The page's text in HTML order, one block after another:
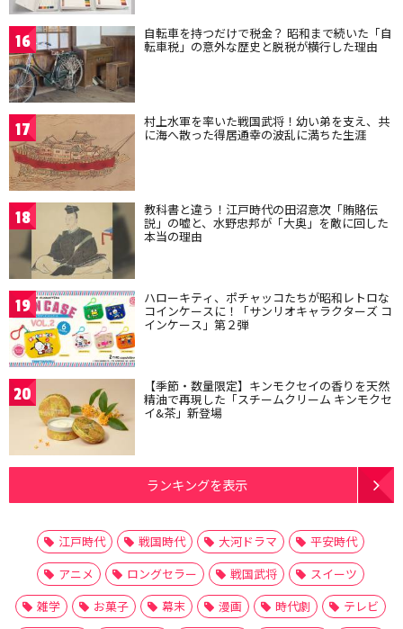
16 自転車を持つだけで税金？ 昭和まで続いた「自
転車税」の意外な歴史と脱税が横行した理由
17 村上水軍を率いた戦国武将！幼い弟を支え、共
に海へ散った得居通幸の波乱に満ちた生涯
18 教科書と違う！江戸時代の田沼意次「賄賂伝
説」の嘘と、水野忠邦が「大奥」を敵に回した
本当の理由
19 ハローキティ、ポチャッコたちが昭和レトロな
コインケースに！「サンリオキャラクターズ コ
インケース」第２弾
20 【季節・数量限定】キンモクセイの香りを天然
精油で再現した「スチームクリーム キンモクセ
イ&茶」新登場
ランキングを表示
江戸時代 戦国時代 大河ドラマ
平安時代
アニメ
ロングセラー 戦国武将
スイーツ
雑学
お菓子 幕末 漫画 時代劇
テレビ